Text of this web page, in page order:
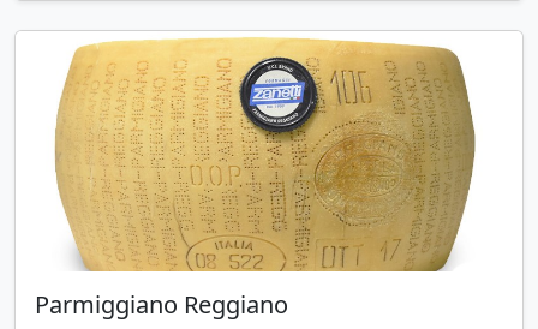
Parmiggiano Reggiano